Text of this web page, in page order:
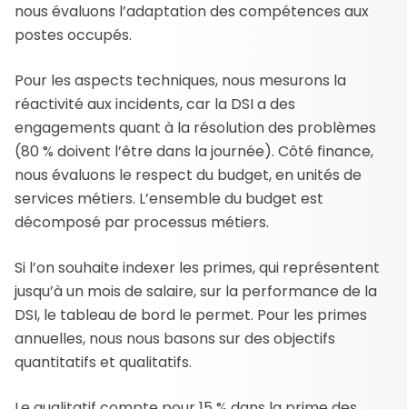
nous évaluons l’adaptation des compétences aux
postes occupés.
Pour les aspects techniques, nous mesurons la
réactivité aux incidents, car la DSI a des
engagements quant à la résolution des problèmes
(80 % doivent l’être dans la journée). Côté finance,
nous évaluons le respect du budget, en unités de
services métiers. L’ensemble du budget est
décomposé par processus métiers.
Si l’on souhaite indexer les primes, qui représentent
jusqu’à un mois de salaire, sur la performance de la
DSI, le tableau de bord le permet. Pour les primes
annuelles, nous nous basons sur des objectifs
quantitatifs et qualitatifs.